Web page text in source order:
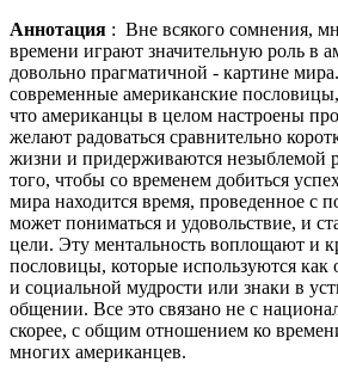
Аннотация : Вне всякого сомнения,
времени играют значительную роль в
довольно прагматичной - картине
современные американские
что американцы в целом настроены
желают радоваться сравнительно
жизни и придерживаются незыблемой
того, чтобы со временем добиться
мира находится время, проведенное с
может пониматься и удовольствие, и
цели. Эту ментальность воплощают и
пословицы, которые используются как
и социальной мудрости или знаки в
общении. Все это связано не с
скорее, с общим отношением ко
многих американцев.